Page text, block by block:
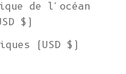
de l'océan
$)
(USD $)